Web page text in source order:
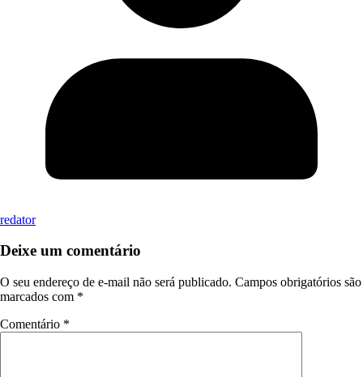
redator
Deixe um comentário
O seu endereço de e-mail não será publicado. Campos obrigatórios são
marcados com *
Comentário *